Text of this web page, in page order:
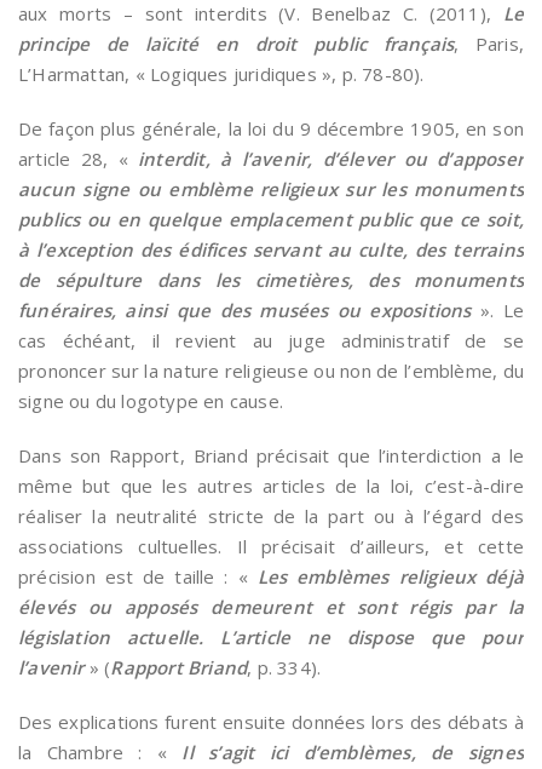
aux morts – sont interdits (V. Benelbaz C. (2011), Le
principe de laïcité en droit public français, Paris,
L’Harmattan, « Logiques juridiques », p. 78-80).
De façon plus générale, la loi du 9 décembre 1905, en son
article 28, « interdit, à l’avenir, d’élever ou d’apposer
aucun signe ou emblème religieux sur les monuments
publics ou en quelque emplacement public que ce soit,
à l’exception des édifices servant au culte, des terrains
de sépulture dans les cimetières, des monuments
funéraires, ainsi que des musées ou expositions». Le
cas échéant, il revient au juge administratif de se
prononcer sur la nature religieuse ou non de l’emblème, du
signe ou du logotype en cause.
Dans son Rapport, Briand précisait que l’interdiction a le
même but que les autres articles de la loi, c’est-à-dire
réaliser la neutralité stricte de la part ou à l’égard des
associations cultuelles. Il précisait d’ailleurs, et cette
précision est de taille : « Les emblèmes religieux déjà
élevés ou apposés demeurent et sont régis par la
législation actuelle. L’article ne dispose que pour
l’avenir » (Rapport Briand, p. 334).
Des explications furent ensuite données lors des débats à
la Chambre : « Il s’agit ici d’emblèmes, de signes